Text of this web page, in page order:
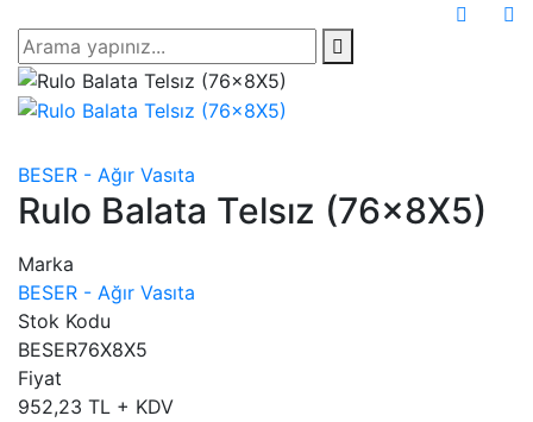
BESER - Ağır Vasıta
Rulo Balata Telsız (76×8X5)
Marka
BESER - Ağır Vasıta
Stok Kodu
BESER76X8X5
Fiyat
952,23 TL + KDV